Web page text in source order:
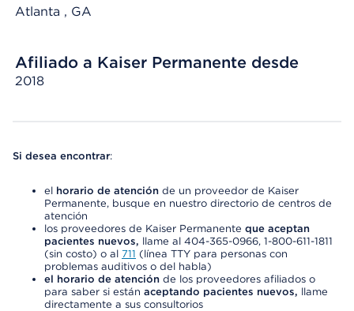
Atlanta , GA
Afiliado a Kaiser Permanente desde
2018
Si desea encontrar:
el horario de atención de un proveedor de Kaiser
Permanente, busque en nuestro directorio de centros de
atención
los proveedores de Kaiser Permanente que aceptan
pacientes nuevos, llame al 404-365-0966, 1-800-611-1811
(sin costo) o al 711 (línea TTY para personas con
problemas auditivos o del habla)
el horario de atención de los proveedores afiliados o
para saber si están aceptando pacientes nuevos, llame
directamente a sus consultorios